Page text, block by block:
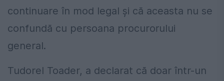
continuare în mod legal și că aceasta nu se
confundă cu persoana procurorului
general.
Tudorel Toader, a declarat că doar într-un